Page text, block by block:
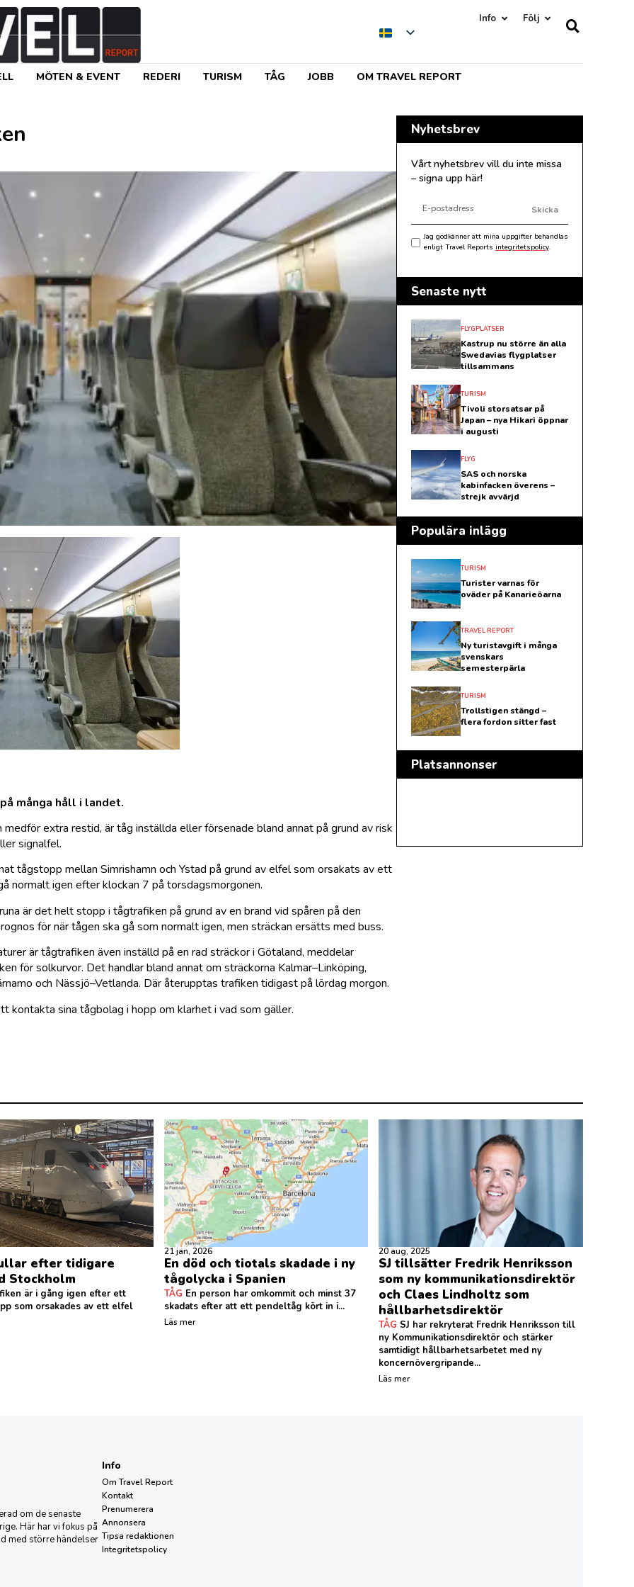
Info Följ
MÖTEN & EVENT REDERI TURISM TÅG JOBB OM TRAVEL REPORT
många håll i landet.
extra restid, är tåg inställda eller försenade bland annat på grund av risk
signalfel.
tågstopp mellan Simrishamn och Ystad på grund av elfel som orsakats av ett
normalt igen efter klockan 7 på torsdagsmorgonen.
är det helt stopp i tågtrafiken på grund av en brand vid spåren på den
för när tågen ska gå som normalt igen, men sträckan ersätts med buss.
är tågtrafiken även inställd på en rad sträckor i Götaland, meddelar
för solkurvor. Det handlar bland annat om sträckorna Kalmar–Linköping,
och Nässjö–Vetlanda. Där återupptas trafiken tidigast på lördag morgon.
kontakta sina tågbolag i hopp om klarhet i vad som gäller.
Nyhetsbrev
Vårt nyhetsbrev vill du inte missa
– signa upp här!
Jag godkänner att mina uppgifter behandlas
enligt Travel Reports integritetspolicy.
Skicka
Senaste nytt
FLYGPLATSER
Kastrup nu större än alla
Swedavias flygplatser
tillsammans
TURISM
Tivoli storsatsar på
Japan – nya Hikari öppnar
i augusti
FLYG
SAS och norska
kabinfacken överens –
strejk avvärjd
Populära inlägg
TURISM
Turister varnas för
oväder på Kanarieöarna
TRAVEL REPORT
Ny turistavgift i många
svenskars
semesterpärla
TURISM
Trollstigen stängd –
flera fordon sitter fast
Platsannonser
efter tidigare
Stockholm
är i gång igen efter ett
som orsakades av ett elfel
21 jan, 2026
En död och tiotals skadade i ny
tågolycka i Spanien
TÅG En person har omkommit och minst 37
skadats efter att ett pendeltåg kört in i...
Läs mer
20 aug, 2025
SJ tillsätter Fredrik Henriksson
som ny kommunikationsdirektör
och Claes Lindholtz som
hållbarhetsdirektör
TÅG SJ har rekryterat Fredrik Henriksson till
ny Kommunikationsdirektör och stärker
samtidigt hållbarhetsarbetet med ny
koncernövergripande...
Läs mer
om de senaste
Här har vi fokus på
med större händelser
Info
Om Travel Report
Kontakt
Prenumerera
Annonsera
Tipsa redaktionen
Integritetspolicy